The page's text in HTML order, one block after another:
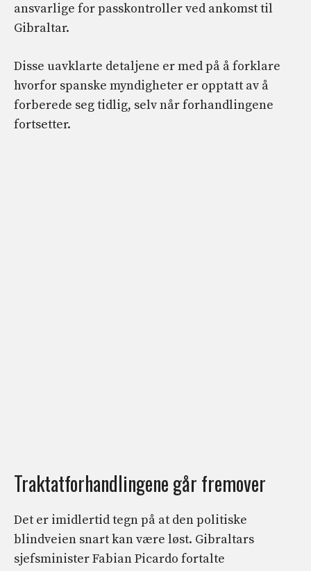
ansvarlige for passkontroller ved ankomst til
Gibraltar.
Disse uavklarte detaljene er med på å forklare
hvorfor spanske myndigheter er opptatt av å
forberede seg tidlig, selv når forhandlingene
fortsetter.
Traktatforhandlingene går fremover
Det er imidlertid tegn på at den politiske
blindveien snart kan være løst. Gibraltars
sjefsminister Fabian Picardo fortalte